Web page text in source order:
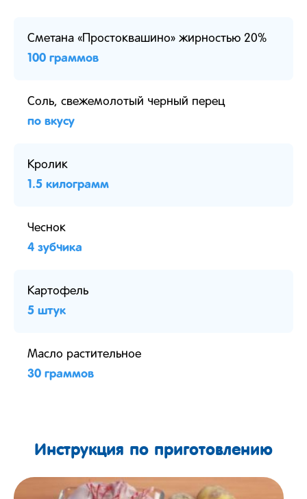
Сметана «Простоквашино» жирностью 20%
100 граммов
Соль, свежемолотый черный перец
по вкусу
Кролик
1.5 килограмм
Чеснок
4 зубчика
Картофель
5 штук
Масло растительное
30 граммов
Инструкция по приготовлению